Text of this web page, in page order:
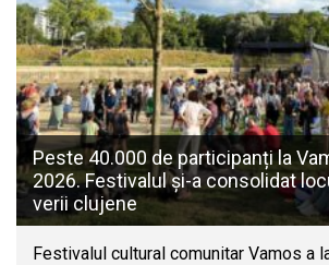
Peste 40.000 de participanți la
2026. Festivalul și-a consolidat
verii clujene
Festivalul cultural comunitar Vamos a